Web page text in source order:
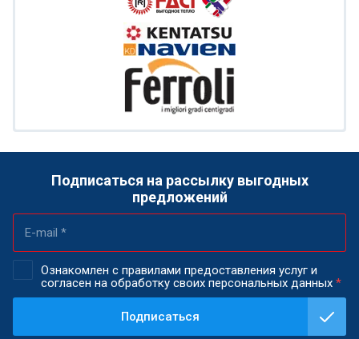
Подписаться на рассылку выгодных
предложений
Ознакомлен с правилами предоставления услуг и
согласен на обработку своих персональных данных *
Подписаться